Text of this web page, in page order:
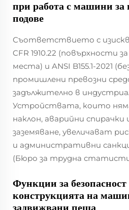
при работа с машини за
подове
Съответствието с
CFR 1910.22 (повърхности
места) и ANSI B155.1-2021
промишлени превозни
задължително в
Устройствата, които
наклон, аварийни спирачки
заземяване, увеличават
и административни
(Бюро за трудна
Функции за безопасност
конструкцията на
задвижвани пеша